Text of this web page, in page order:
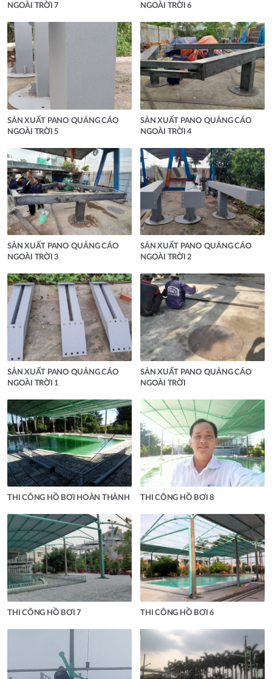
NGOÀI TRỜI 7
NGOÀI TRỜI 6
SẢN XUẤT PANO QUẢNG CÁO
NGOÀI TRỜI 5
SẢN XUẤT PANO QUẢNG CÁO
NGOÀI TRỜI 4
SẢN XUẤT PANO QUẢNG CÁO
NGOÀI TRỜI 3
SẢN XUẤT PANO QUẢNG CÁO
NGOÀI TRỜI 2
SẢN XUẤT PANO QUẢNG CÁO
NGOÀI TRỜI 1
SẢN XUẤT PANO QUẢNG CÁO
NGOÀI TRỜI
THI CÔNG HỒ BƠI HOÀN THÀNH THI CÔNG HỒ BƠI 8
THI CÔNG HỒ BƠI 7 THI CÔNG HỒ BƠI 6